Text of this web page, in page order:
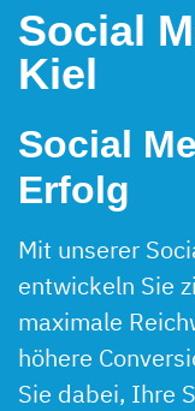
Social
Kiel
Social
Erfolg
Mit unserer
entwickeln Sie
maximale
höhere
Sie dabei, Ihre